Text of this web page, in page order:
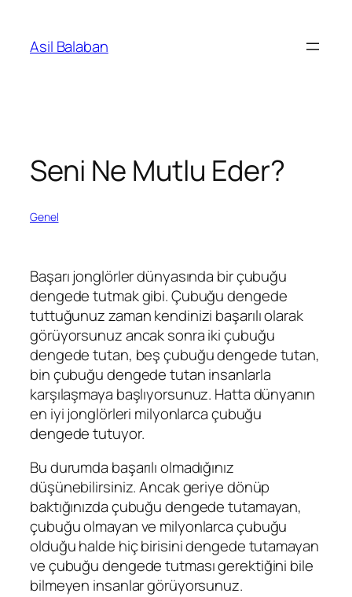
Asil Balaban
Seni Ne Mutlu Eder?
Genel
Başarı jonglörler dünyasında bir çubuğu
dengede tutmak gibi. Çubuğu dengede
tuttuğunuz zaman kendinizi başarılı olarak
görüyorsunuz ancak sonra iki çubuğu
dengede tutan, beş çubuğu dengede tutan,
bin çubuğu dengede tutan insanlarla
karşılaşmaya başlıyorsunuz. Hatta dünyanın
en iyi jonglörleri milyonlarca çubuğu
dengede tutuyor.
Bu durumda başarılı olmadığınız
düşünebilirsiniz. Ancak geriye dönüp
baktığınızda çubuğu dengede tutamayan,
çubuğu olmayan ve milyonlarca çubuğu
olduğu halde hiç birisini dengede tutamayan
ve çubuğu dengede tutması gerektiğini bile
bilmeyen insanlar görüyorsunuz.